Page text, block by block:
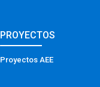
PROYECTOS
Proyectos AEE